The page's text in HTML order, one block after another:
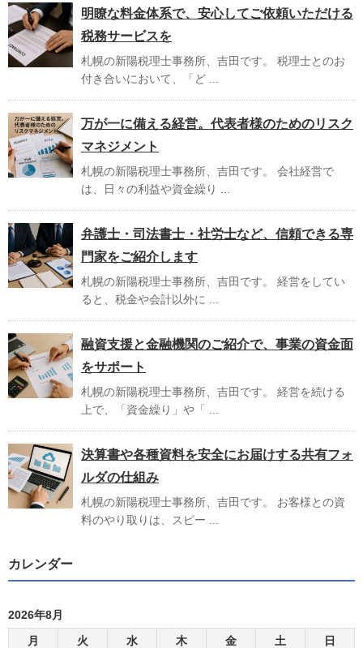
明瞭な料金体系で、安心してご依頼いただける
税務サービスを
札幌の新陽税理士事務所、吉田です。 税理士とのお
付き合いにおいて、「ど ...
万が一に備える経営。代表者様のためのリスク
マネジメント
札幌の新陽税理士事務所、吉田です。 会社経営で
は、日々の利益や資金繰り ...
弁護士・司法書士・社労士など、信頼できる専
門家をご紹介します
札幌の新陽税理士事務所、吉田です。 経営をしてい
ると、税金や会計以外に ...
融資支援と金融機関のご紹介で、事業の資金面
をサポート
札幌の新陽税理士事務所、吉田です。 経営を続ける
上で、「資金繰り」や「 ...
決算書や各種資料を安全にお届けする共有フォ
ルダの仕組み
札幌の新陽税理士事務所、吉田です。 お客様との資
料のやり取りは、スピー ...
カレンダー
2026年8月
月
火 水 木 金 土 日